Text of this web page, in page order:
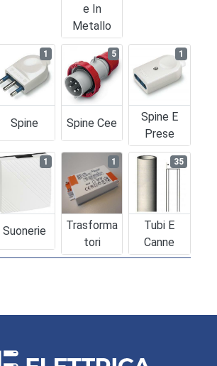
E In
Metallo
Spine
1
Spine Cee
5
Spine E
Prese
1
Suonerie
1
Trasforma
Tori
1
Tubi E
Canne
35